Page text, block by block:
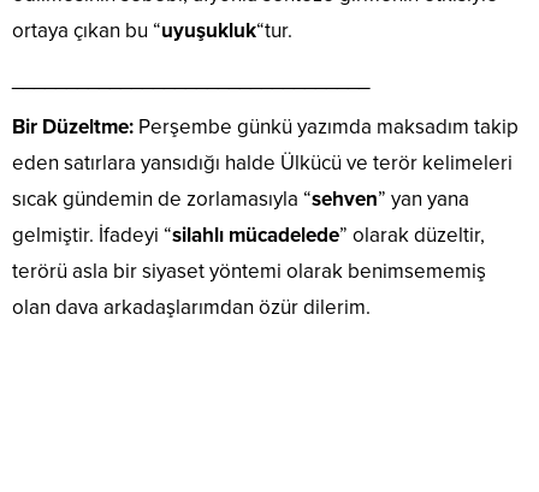
ortaya çıkan bu “uyuşukluk“tur.
Bir Düzeltme: Perşembe günkü yazımda maksadım takip
eden satırlara yansıdığı halde Ülkücü ve terör kelimeleri
sıcak gündemin de zorlamasıyla “sehven” yan yana
gelmiştir. İfadeyi “silahlı mücadelede” olarak düzeltir,
terörü asla bir siyaset yöntemi olarak benimsememiş
olan dava arkadaşlarımdan özür dilerim.